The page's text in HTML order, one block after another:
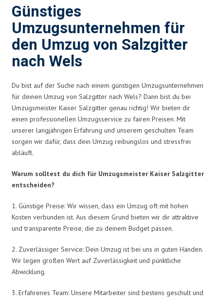
Günstiges
Umzugsunternehmen für
den Umzug von Salzgitter
nach Wels
Du bist auf der Suche nach einem günstigen Umzugsunternehmen
für deinen Umzug von Salzgitter nach Wels? Dann bist du bei
Umzugsmeister Kaiser Salzgitter genau richtig! Wir bieten dir
einen professionellen Umzugsservice zu fairen Preisen. Mit
unserer langjährigen Erfahrung und unserem geschulten Team
sorgen wir dafür, dass dein Umzug reibungslos und stressfrei
abläuft.
Warum solltest du dich für Umzugsmeister Kaiser Salzgitter
entscheiden?
1. Günstige Preise: Wir wissen, dass ein Umzug oft mit hohen
Kosten verbunden ist. Aus diesem Grund bieten wir dir attraktive
und transparente Preise, die zu deinem Budget passen.
2. Zuverlässiger Service: Dein Umzug ist bei uns in guten Händen.
Wir legen großen Wert auf Zuverlässigkeit und pünktliche
Abwicklung.
3. Erfahrenes Team: Unsere Mitarbeiter sind bestens geschult und